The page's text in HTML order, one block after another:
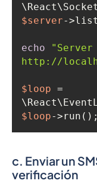
$server-
echo
http://
$loop =
$loop->run();
c. Enviar un
verificación